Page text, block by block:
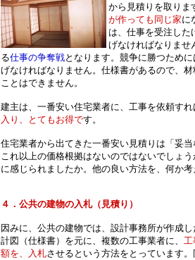
から見積りを取りま
が作っても同じ家に
は、仕事を受注した
げなければなりませ
る仕事の争奪戦となります。競争に勝つため
げなければなりません。仕様書があるので、
ことはできません。
建主は、一番安い住宅業者に、工事を依頼すれ
入り、とてもお得です。
住宅業者から出てきた一番安い見積りは「妥
これ以上の価格根拠はないのではないでしょ
に感じられましたか。他の良い方法を、何か
４．公共の建物の入札（見積り）
因みに、公共の建物では、設計事務所が作成し
計図（仕様書）を元に、複数の工事業者に、 工
額を、入札させるという方法をとっています。